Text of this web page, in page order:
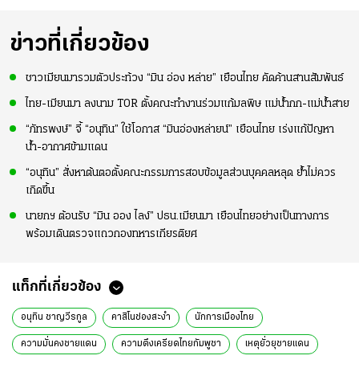
ความมั่นใจ
ข่าวที่เกี่ยวข้อง
ชาวเมียนมารวมตัวประท้วง “มิน อ่อง หล่าย” เยือนไทย คัดค้านสานสัมพันธ์
ไทย-เมียนมา ลงนาม TOR ตั้งคณะทำงานร่วมแก้มลพิษ แม่น้ำกก-แม่น้ำสาย
“ภัทรพงษ์” จี้ “อนุทิน” ใช้โอกาส “มินอ่องหล่ายน์” เยือนไทย เร่งแก้ปัญหา
น้ำ-อากาศข้ามแดน
“อนุทิน” สั่งหาต้นตอตั้งคณะกรรมการสอบข้อมูลส่วนบุคคลหลุด ย้ำไม่ควร
เกิดขึ้น
นายกฯ ต้อนรับ “มิน ออง ไลง์” ปธน.เมียนมา เยือนไทยอย่างเป็นทางการ
พร้อมเดินตรวจแถวกองทหารเกียรติยศ
แท็กที่เกี่ยวข้อง
อนุทิน ชาญวีรกูล คาสิโนช่องสะงำ นักการเมืองไทย
ความมั่นคงชายแดน ความตึงเครียดไทยกัมพูชา เหตุยั่วยุชายแดน